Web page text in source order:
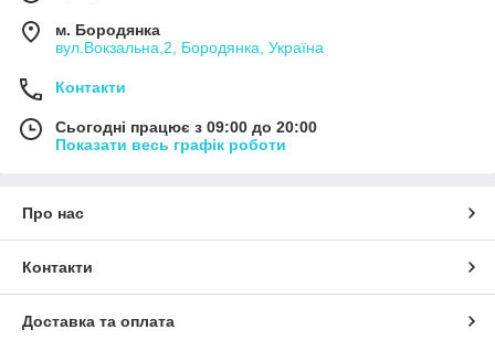
м. Бородянка
вул.Вокзальна,2, Бородянка, Україна
Контакти
Сьогодні працює з 09:00 до 20:00
Показати весь графік роботи
Про нас
Контакти
Доставка та оплата